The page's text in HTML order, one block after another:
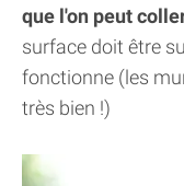
que l'on peut
surface doit être
fonctionne (les
très bien !)